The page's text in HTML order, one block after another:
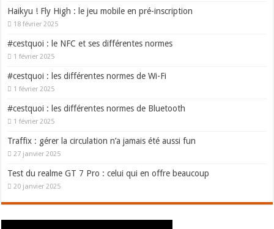
Haikyu ! Fly High : le jeu mobile en pré-inscription
18 février 2025
#cestquoi : le NFC et ses différentes normes
1 février 2025
#cestquoi : les différentes normes de Wi-Fi
1 février 2025
#cestquoi : les différentes normes de Bluetooth
1 février 2025
Traffix : gérer la circulation n’a jamais été aussi fun
27 janvier 2025
Test du realme GT 7 Pro : celui qui en offre beaucoup
20 janvier 2025